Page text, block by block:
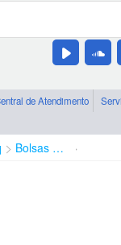
de Atendimento
Bolsas e Auxílios Vigentes